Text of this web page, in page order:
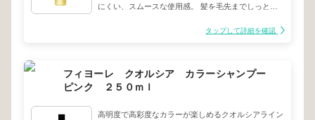
にくい、スムースな使用感。 髪を毛先までしっとり
分を98％以上使用した、肌にも使えるオイルです。
にラグジュアリーなツヤと束感を表現できます。
タップして詳細を確認
フィヨーレ クオルシア カラーシャンプー
ピンク ２５０ｍｌ
高明度で高彩度なカラーが楽しめるクオルシアライン